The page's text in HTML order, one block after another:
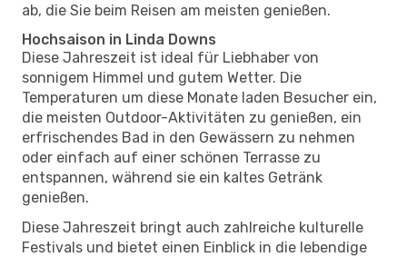
ab, die Sie beim Reisen am meisten genießen.
Hochsaison in Linda Downs
Diese Jahreszeit ist ideal für Liebhaber von
sonnigem Himmel und gutem Wetter. Die
Temperaturen um diese Monate laden Besucher ein,
die meisten Outdoor-Aktivitäten zu genießen, ein
erfrischendes Bad in den Gewässern zu nehmen
oder einfach auf einer schönen Terrasse zu
entspannen, während sie ein kaltes Getränk
genießen.
Diese Jahreszeit bringt auch zahlreiche kulturelle
Festivals und bietet einen Einblick in die lebendige